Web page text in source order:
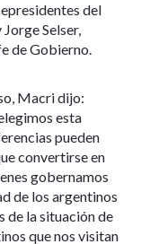
del
Selser,
de Gobierno.
Macri dijo:
esta
pueden
convertirse en
gobernamos
de los argentinos
de la situación de
que nos visitan